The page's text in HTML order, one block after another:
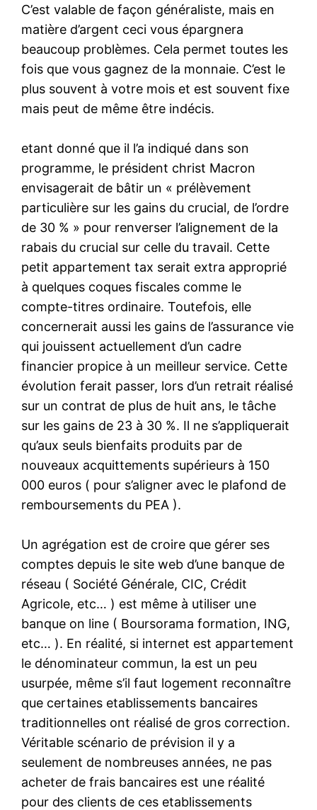
C’est valable de façon généraliste, mais en
matière d’argent ceci vous épargnera
beaucoup problèmes. Cela permet toutes les
fois que vous gagnez de la monnaie. C’est le
plus souvent à votre mois et est souvent fixe
mais peut de même être indécis.
etant donné que il l’a indiqué dans son
programme, le président christ Macron
envisagerait de bâtir un « prélèvement
particulière sur les gains du crucial, de l’ordre
de 30 % » pour renverser l’alignement de la
rabais du crucial sur celle du travail. Cette
petit appartement tax serait extra approprié
à quelques coques fiscales comme le
compte-titres ordinaire. Toutefois, elle
concernerait aussi les gains de l’assurance vie
qui jouissent actuellement d’un cadre
financier propice à un meilleur service. Cette
évolution ferait passer, lors d’un retrait réalisé
sur un contrat de plus de huit ans, le tâche
sur les gains de 23 à 30 %. Il ne s’appliquerait
qu’aux seuls bienfaits produits par de
nouveaux acquittements supérieurs à 150
000 euros ( pour s’aligner avec le plafond de
remboursements du PEA ).
Un agrégation est de croire que gérer ses
comptes depuis le site web d’une banque de
réseau ( Société Générale, CIC, Crédit
Agricole, etc… ) est même à utiliser une
banque on line ( Boursorama formation, ING,
etc… ). En réalité, si internet est appartement
le dénominateur commun, la est un peu
usurpée, même s’il faut logement reconnaître
que certaines etablissements bancaires
traditionnelles ont réalisé de gros correction.
Véritable scénario de prévision il y a
seulement de nombreuses années, ne pas
acheter de frais bancaires est une réalité
pour des clients de ces etablissements